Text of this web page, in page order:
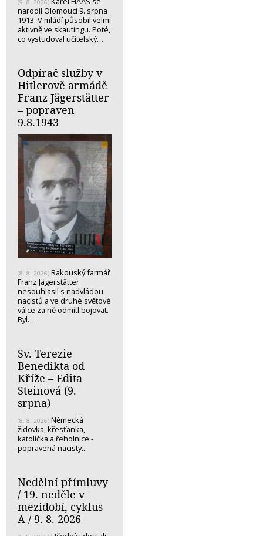
(9. 8. 2026)
narodil Olomouci 9. srpna
1913. V mládí působil velmi
aktivně ve skautingu. Poté,
co vystudoval učitelský…
Odpírač služby v
Hitlerově armádě
Franz Jägerstätter
– popraven
9.8.1943
(8. 8. 2026) Rakouský farmář
Franz Jägerstätter
nesouhlasil s nadvládou
nacistů a ve druhé světové
válce za ně odmítl bojovat.
Byl…
Sv. Terezie
Benedikta od
Kříže – Edita
Steinová (9.
srpna)
(8. 8. 2026) Německá
židovka, křesťanka,
katolička a řeholnice -
popravená nacisty...
Nedělní přímluvy
/ 19. neděle v
mezidobí, cyklus
A / 9. 8. 2026